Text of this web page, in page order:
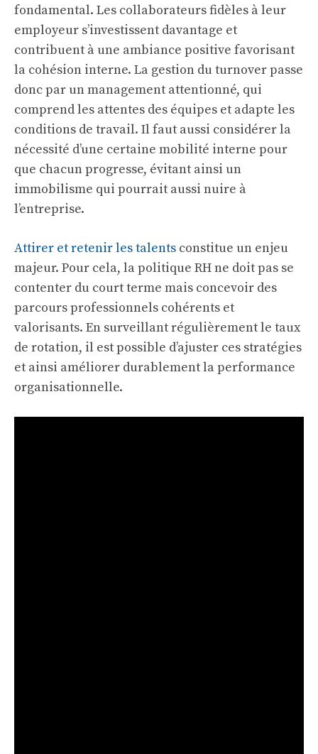
fondamental. Les collaborateurs fidèles à leur
employeur s’investissent davantage et
contribuent à une ambiance positive favorisant
la cohésion interne. La gestion du turnover passe
donc par un management attentionné, qui
comprend les attentes des équipes et adapte les
conditions de travail. Il faut aussi considérer la
nécessité d’une certaine mobilité interne pour
que chacun progresse, évitant ainsi un
immobilisme qui pourrait aussi nuire à
l’entreprise.
Attirer et retenir les talents constitue un enjeu
majeur. Pour cela, la politique RH ne doit pas se
contenter du court terme mais concevoir des
parcours professionnels cohérents et
valorisants. En surveillant régulièrement le taux
de rotation, il est possible d’ajuster ces stratégies
et ainsi améliorer durablement la performance
organisationnelle.